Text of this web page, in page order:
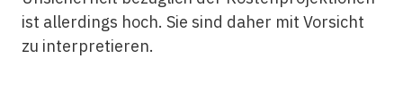
ist allerdings hoch. Sie sind daher mit Vorsicht
zu interpretieren.